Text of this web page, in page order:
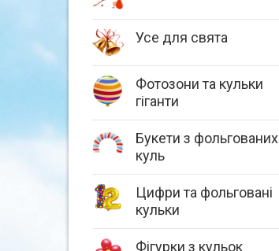
Усе для свята
Фотозони та кульки
гіганти
Букети з фольгованих
куль
Цифри та фольговані
кульки
Фігурки з кульок